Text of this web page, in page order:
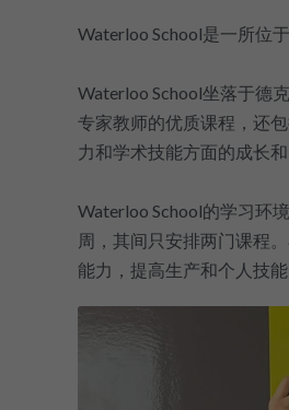
Waterloo School是一所位
Waterloo School坐落于德
专家教师的优质课程，还
力和学术技能方面的成长
Waterloo School的学习环
周，其间只安排两门课程
能力，提高生产和个人技